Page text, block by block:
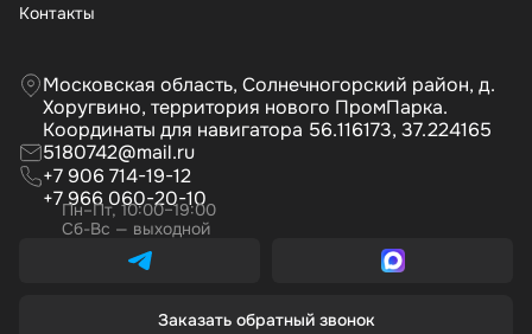
Контакты
Московская область, Солнечногорский район, д.
Хоругвино, территория нового ПромПарка.
Координаты для навигатора 56.116173, 37.224165
5180742@mail.ru
+7 906 714-19-12
+7 966 060-20-10
Пн–Пт, 10:00–19:00
Сб-Вс — выходной
Заказать обратный звонок